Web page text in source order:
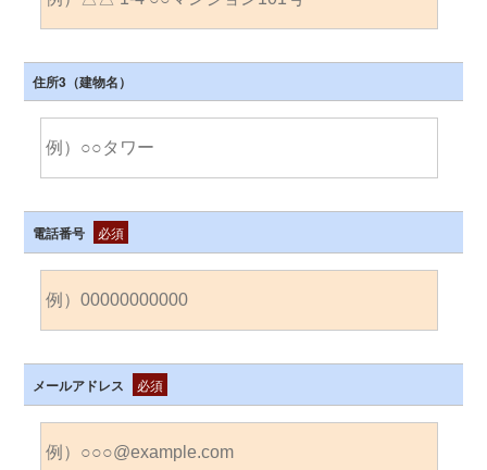
住所3（建物名）
電話番号 必須
メールアドレス 必須